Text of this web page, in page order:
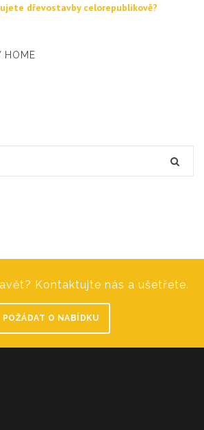
dřevostavby celorepublikově?
HOME
Kontaktujte nás a ušetřete.
POŽÁDAT O NABÍDKU